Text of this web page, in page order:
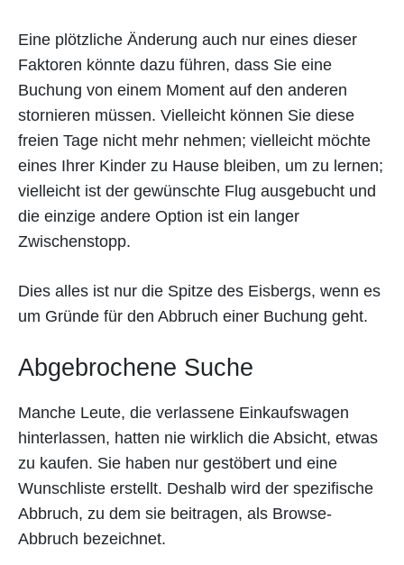
Eine plötzliche Änderung auch nur eines dieser
Faktoren könnte dazu führen, dass Sie eine
Buchung von einem Moment auf den anderen
stornieren müssen. Vielleicht können Sie diese
freien Tage nicht mehr nehmen; vielleicht möchte
eines Ihrer Kinder zu Hause bleiben, um zu lernen;
vielleicht ist der gewünschte Flug ausgebucht und
die einzige andere Option ist ein langer
Zwischenstopp.
Dies alles ist nur die Spitze des Eisbergs, wenn es
um Gründe für den Abbruch einer Buchung geht.
Abgebrochene Suche
Manche Leute, die verlassene Einkaufswagen
hinterlassen, hatten nie wirklich die Absicht, etwas
zu kaufen. Sie haben nur gestöbert und eine
Wunschliste erstellt. Deshalb wird der spezifische
Abbruch, zu dem sie beitragen, als Browse-
Abbruch bezeichnet.